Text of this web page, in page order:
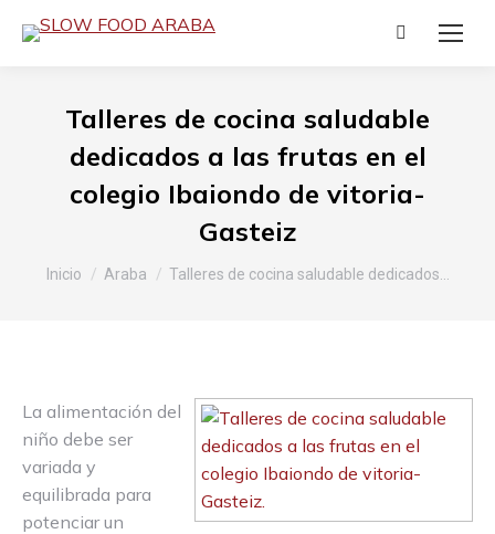
Buscar:
Talleres de cocina saludable
dedicados a las frutas en el
colegio Ibaiondo de vitoria-
Gasteiz
Estás aquí:
Inicio Araba Talleres de cocina saludable dedicados…
La alimentación del
niño debe ser
variada y
equilibrada para
potenciar un